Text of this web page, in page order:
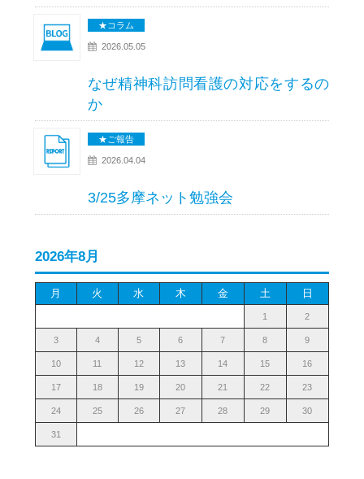
★コラム
2026.05.05
なぜ精神科訪問看護の対応をするの
か
★ご報告
2026.04.04
3/25多摩ネット勉強会
2026年8月
月 火 水 木 金 土 日
1 2
3 4 5 6 7 8 9
10 11 12 13 14 15 16
17 18 19 20 21 22 23
24 25 26 27 28 29 30
31